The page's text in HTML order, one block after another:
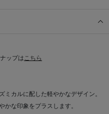
ップは こちら
ミカルに配した軽やかなデザイン。
かな印象をプラスします。